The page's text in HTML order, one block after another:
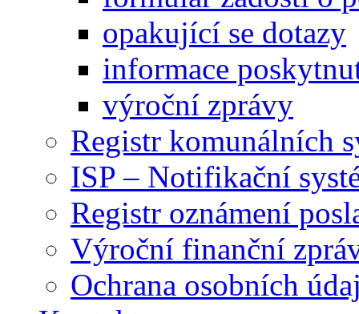
opakující se dotazy
informace
výroční zprávy
Registr komunálních
ISP – Notifikační
Registr oznámení
Výroční finanční
Ochrana osobních